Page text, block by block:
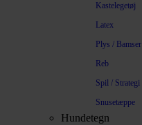
Kastelegetøj
Latex
Plys / Bamser
Reb
Spil / Strategi
Snusetæppe
Hundetegn